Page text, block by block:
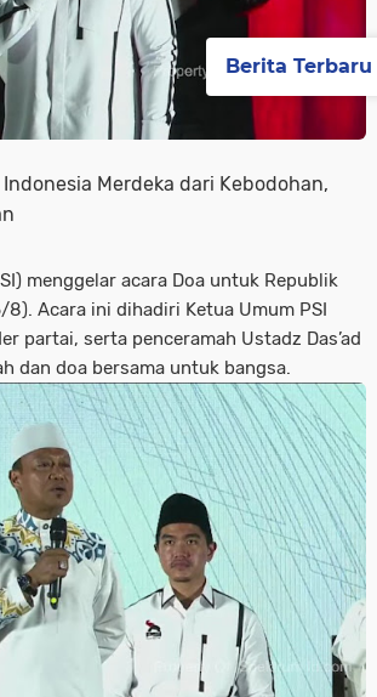
Merdeka dari Kebodohan,
menggelar acara Doa untuk Republik
8). Acara ini dihadiri Ketua Umum PSI
partai, serta penceramah Ustadz Das’ad
dan doa bersama untuk bangsa.
Berita Terbaru